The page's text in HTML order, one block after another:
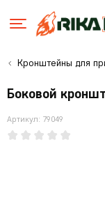
Кронштейны для
Боковой
Артикул: 79049